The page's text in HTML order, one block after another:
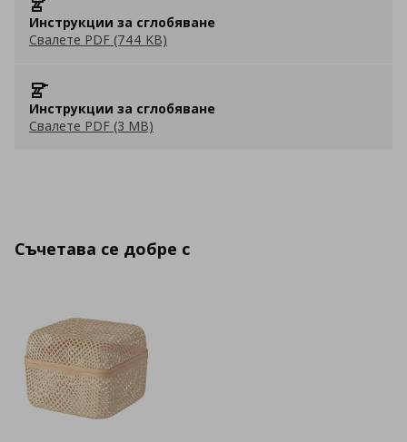
Инструкции за сглобяване
Свалете PDF (744 KB)
Инструкции за сглобяване
Свалете PDF (3 MB)
Съчетава се добре с